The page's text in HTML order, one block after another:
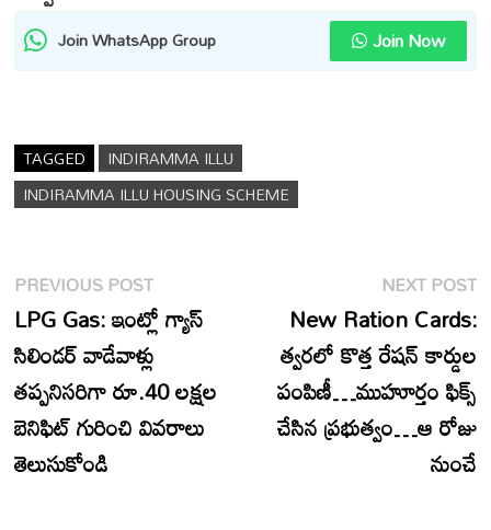
Join WhatsApp Group Join Now
TAGGED
INDIRAMMA ILLU
INDIRAMMA ILLU HOUSING SCHEME
Post
navigation
PREVIOUS POSTPrevious
post:
LPG Gas: ఇంట్లో గ్యాస్
సిలిండర్ వాడేవాళ్లు
తప్పనిసరిగా రూ.40 లక్షల
బెనిఫిట్ గురించి వివరాలు
తెలుసుకోండి
NEXT POST
New Ration Cards:
త్వరలో కొత్త రేషన్ కార్డుల
పంపిణీ…ముహూర్తం ఫిక్స్
చేసిన ప్రభుత్వం…ఆ రోజు
నుంచే